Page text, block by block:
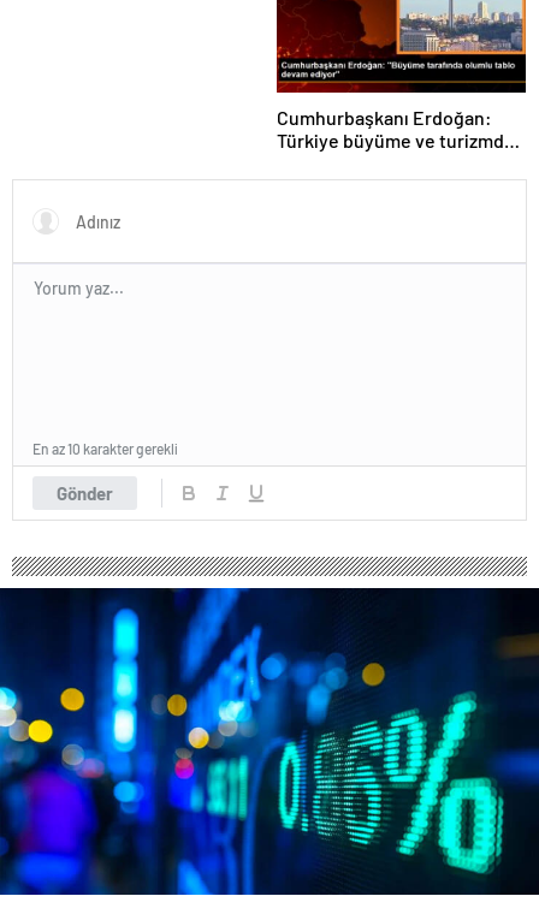
Cumhurbaşkanı Erdoğan:
Türkiye büyüme ve turizmde
Gönder
En az 10 karakter gerekli